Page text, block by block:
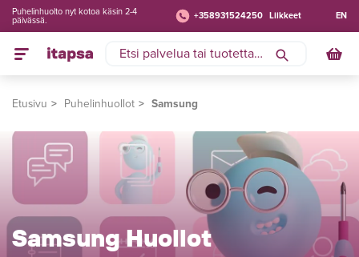
+358931524250 Liikkeet
Puhelinhuolto nyt kotoa käsin 2-4
päivässä.
EN
Etusivu Puhelinhuollot Samsung
Samsung Huollot